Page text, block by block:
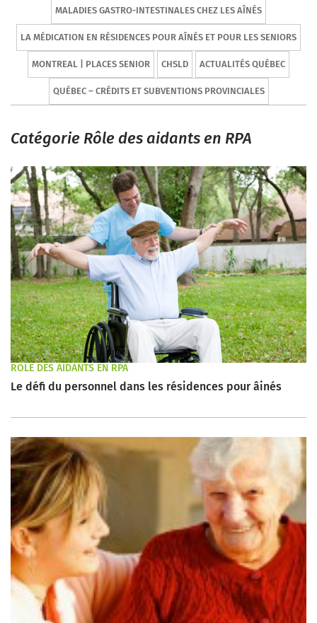
MALADIES GASTRO-INTESTINALES CHEZ LES AÎNÉS
LA MÉDICATION EN RÉSIDENCES POUR AÎNÉS ET POUR LES SENIORS
MONTREAL | PLACES SENIOR CHSLD ACTUALITÉS QUÉBEC
QUÉBEC – CRÉDITS ET SUBVENTIONS PROVINCIALES
Catégorie Rôle des aidants en RPA
RÔLE DES AIDANTS EN RPA
Le défi du personnel dans les résidences pour âinés